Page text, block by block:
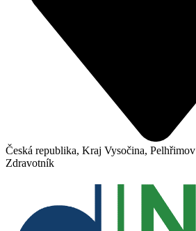
Česká republika, Kraj Vysočina, Pelhřimov
Zdravotník